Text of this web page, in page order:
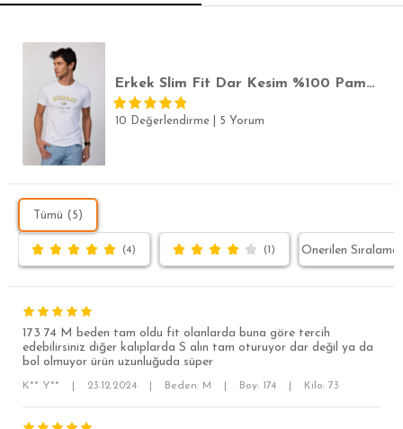
Erkek Slim Fit Dar Kesim %100 Pamuk Yumuşak Dokulu Baskılı Beyaz Bisiklet Yaka Tişört
10 Değerlendirme 5 Yorum
Tümü (5)
(4) (1)
173 74 M beden tam oldu fit olanlarda buna göre tercih
edebilirsiniz diğer kalıplarda S alın tam oturuyor dar değil ya da
bol olmuyor ürün uzunluğuda süper
K** Y** 23.12.2024 Beden: M Boy: 174 Kilo: 73